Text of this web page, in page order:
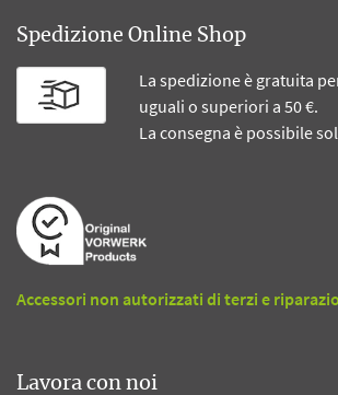
Spedizione Online Shop
La spedizione è gratuita
uguali o superiori a 50 €.
La consegna è possibile
Accessori non autorizzati di terzi e
Lavora con noi